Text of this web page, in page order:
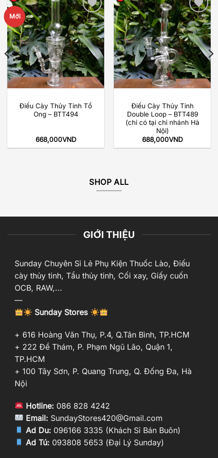
Mới
Add to
wishlist
Điếu Cày Thủy Tinh Tổ
Ong – BTT494
668,000VND
Add to
wishlist
Điếu Cày Thủy Tinh
Double Loop – BTT489
(chỉ có tại chi nhánh Hà
Nội)
688,000VND
SHOP ALL
GIỚI THIỆU
Sunday Chuyên Sỉ Lẻ Phụ Kiện Thuốc Lào, Điếu
cày thủy tinh, Tẩu thủy tinh, Cối xay, Giấy cuốn
OCB, RAW,...
—
Sunday Stores
+ 616 Hoàng Văn Thụ, P.4, Q.Tân Bình, TP.HCM
+ 222 Đề Thám, P. Phạm Ngũ Lão, Quận 1,
TP.HCM
+ 100 Tây Sơn, P. Quang Trung, Q. Đống Đa, Hà
Nội
Hotline: 086 828 4242
Email: SundayStores420@Gmail.com
Ad Du: 096166 3335 (Khách Sỉ Bán Buôn)
Ad Tú: 093808 5653 (Đại Lý Sunday)